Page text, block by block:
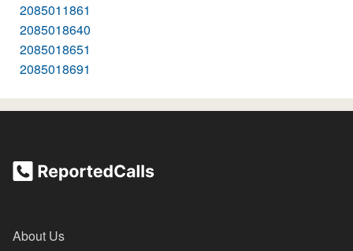
2085011861
2085018640
2085018651
2085018691
About Us